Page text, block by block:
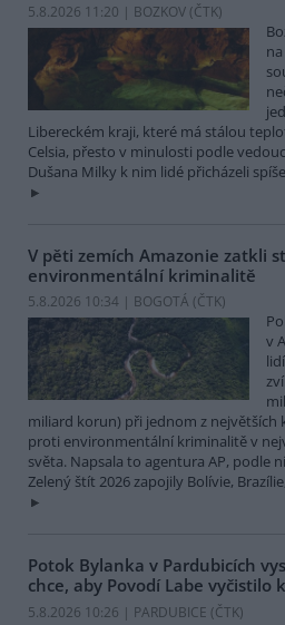
5.8.2026 11:20 | BOZKOV (ČTK)
Libereckém kraji, které má stálou
Celsia, přesto v minulosti podle
Dušana Milky k nim lidé přicházeli
V pěti zemích Amazonie zatkli
environmentální kriminalitě
5.8.2026 10:34 | BOGOTÁ (ČTK)
v
miliard korun) při jednom z největších
proti environmentální kriminalitě v
světa. Napsala to agentura AP, podle
Zelený štít 2026 zapojily Bolívie,
Potok Bylanka v Pardubicích
chce, aby Povodí Labe vyčistilo
5.8.2026 10:26 | PARDUBICE (ČTK)